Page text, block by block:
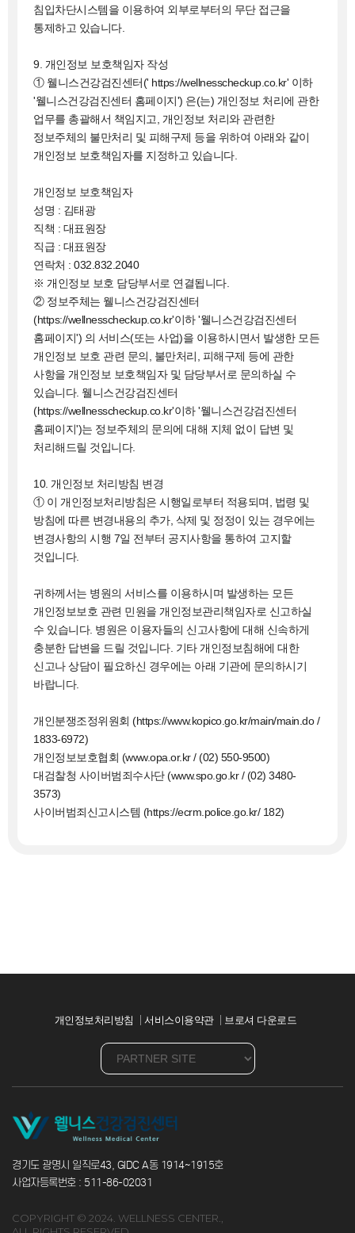
침입차단시스템을 이용하여 외부로부터의 무단 접근을
통제하고 있습니다.
9. 개인정보 보호책임자 작성
① 웰니스건강검진센터(' https://wellnesscheckup.co.kr' 이하
'웰니스건강검진센터 홈페이지') 은(는) 개인정보 처리에 관한
업무를 총괄해서 책임지고, 개인정보 처리와 관련한
정보주체의 불만처리 및 피해구제 등을 위하여 아래와 같이
개인정보 보호책임자를 지정하고 있습니다.
개인정보 보호책임자
성명 : 김태광
직책 : 대표원장
직급 : 대표원장
연락처 : 032.832.2040
※ 개인정보 보호 담당부서로 연결됩니다.
② 정보주체는 웰니스건강검진센터
(https://wellnesscheckup.co.kr'이하 '웰니스건강검진센터
홈페이지') 의 서비스(또는 사업)을 이용하시면서 발생한 모든
개인정보 보호 관련 문의, 불만처리, 피해구제 등에 관한
사항을 개인정보 보호책임자 및 담당부서로 문의하실 수
있습니다. 웰니스건강검진센터
(https://wellnesscheckup.co.kr'이하 '웰니스건강검진센터
홈페이지')는 정보주체의 문의에 대해 지체 없이 답변 및
처리해드릴 것입니다.
10. 개인정보 처리방침 변경
① 이 개인정보처리방침은 시행일로부터 적용되며, 법령 및
방침에 따른 변경내용의 추가, 삭제 및 정정이 있는 경우에는
변경사항의 시행 7일 전부터 공지사항을 통하여 고지할
것입니다.
귀하께서는 병원의 서비스를 이용하시며 발생하는 모든
개인정보보호 관련 민원을 개인정보관리책임자로 신고하실
수 있습니다. 병원은 이용자들의 신고사항에 대해 신속하게
충분한 답변을 드릴 것입니다. 기타 개인정보침해에 대한
신고나 상담이 필요하신 경우에는 아래 기관에 문의하시기
바랍니다.
개인분쟁조정위원회 (https://www.kopico.go.kr/main/main.do /
1833-6972)
개인정보보호협회 (www.opa.or.kr / (02) 550-9500)
대검찰청 사이버범죄수사단 (www.spo.go.kr / (02) 3480-
3573)
사이버범죄신고시스템 (https://ecrm.police.go.kr/ 182)
개인정보처리방침 서비스이용약관 브로셔 다운로드
경기도 광명시 일직로43, GIDC A동 1914~1915호
사업자등록번호 : 511-86-02031
COPYRIGHT © 2024. WELLNESS CENTER.,